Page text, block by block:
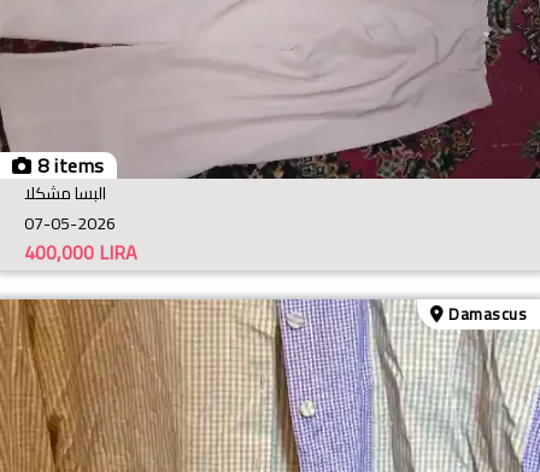
8 items
البسا مشكلا
07-05-2026
LIRA
400,000
Damascus